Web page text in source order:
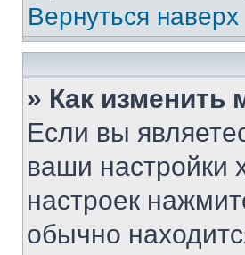
Вернуться наверх
» Как изменить
Если вы
ваши настройки
настроек
обычно